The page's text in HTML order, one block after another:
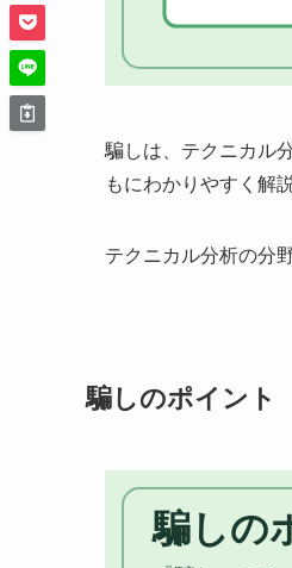
騙しは、テクニカル
もにわかりやすく解
テクニカル分析の分
騙しのポイント